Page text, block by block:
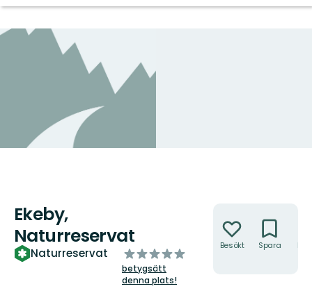
Ekeby,
Naturreservat
Naturreservat
av
5
stjärnor
betygsätt
denna plats!
Besökt Spara